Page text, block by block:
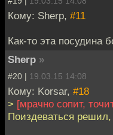
Кому: Sherp, #11
Как-то эта посудина
Sherp »
#20 | 19.03.15 14:08
Кому: Korsar, #18
> [мрачно сопит,
Поиздеваться решил,